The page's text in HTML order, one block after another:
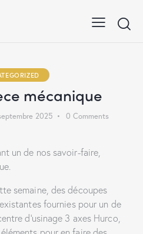
mécanique
2025 0 Comments
un de nos savoir-faire,
semaine, des découpes
fournies pour un de
d’usinage 3 axes Hurco,